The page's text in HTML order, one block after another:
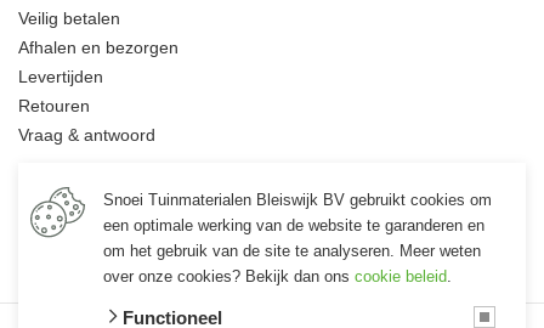
Veilig betalen
Afhalen en bezorgen
Levertijden
Retouren
Vraag & antwoord
Informatie
Over ons
Snoei Tuinmaterialen Bleiswijk BV gebruikt cookies om
een optimale werking van de website te garanderen en
om het gebruik van de site te analyseren. Meer weten
over onze cookies? Bekijk dan ons cookie beleid.
Functioneel